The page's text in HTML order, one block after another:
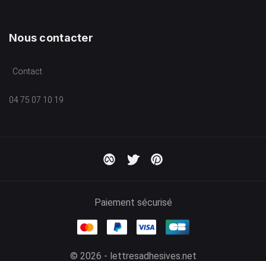
Nous contacter
Contact
04 75 07 10 19
Paiement sécurisé
© 2026 - lettresadhesives.net